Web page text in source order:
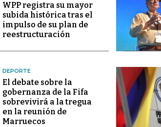
WPP registra su mayor
subida histórica tras el
impulso de su plan de
reestructuración
DEPORTE
El debate sobre la
gobernanza de la Fifa
sobrevivirá a la tregua
en la reunión de
Marruecos